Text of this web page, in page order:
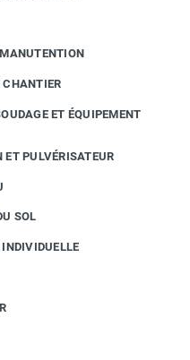
CHANTIER
ET ÉQUIPEMENT
ET PULVÉRISATEUR
SOL